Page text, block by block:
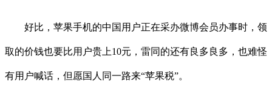
好比，苹果手机的中国用户正在采办微博会员办事时，领
取的价钱也要比用户贵上10元，雷同的还有良多良多，也难怪
有用户喊话，但愿国人同一路来“苹果税”。